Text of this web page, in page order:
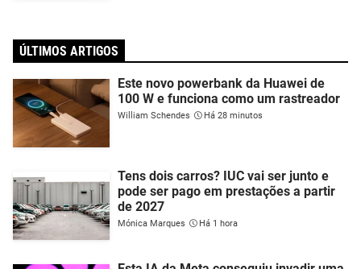
ÚLTIMOS ARTIGOS
Este novo powerbank da Huawei de
100 W e funciona como um rastreador
William Schendes Há 28 minutos
Tens dois carros? IUC vai ser junto e
pode ser pago em prestações a partir
de 2027
Mónica Marques Há 1 hora